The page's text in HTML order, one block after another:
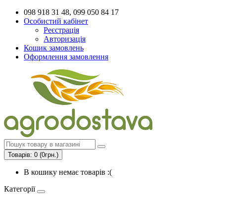
098 918 31 48, 099 050 84 17
Особистий кабінет
Реєстрація
Авторизація
Кошик замовлень
Оформлення замовлення
Товарів: 0 (0грн.)
В кошику немає товарів :(
Категорії